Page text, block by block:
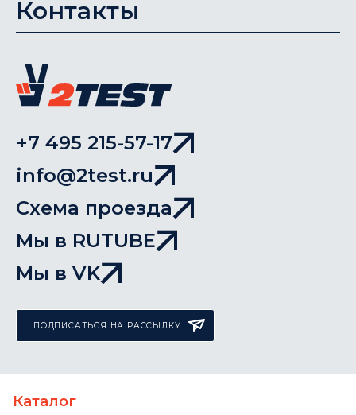
Контакты
+7 495 215-57-17
info@2test.ru
Схема проезда
Мы в RUTUBE
Мы в VK
ПОДПИСАТЬСЯ НА РАССЫЛКУ
Каталог